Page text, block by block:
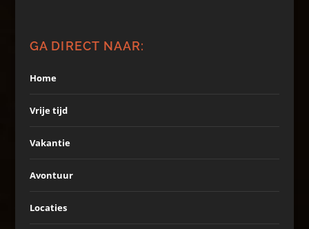
GA DIRECT NAAR:
Home
Vrije tijd
Vakantie
Avontuur
Locaties